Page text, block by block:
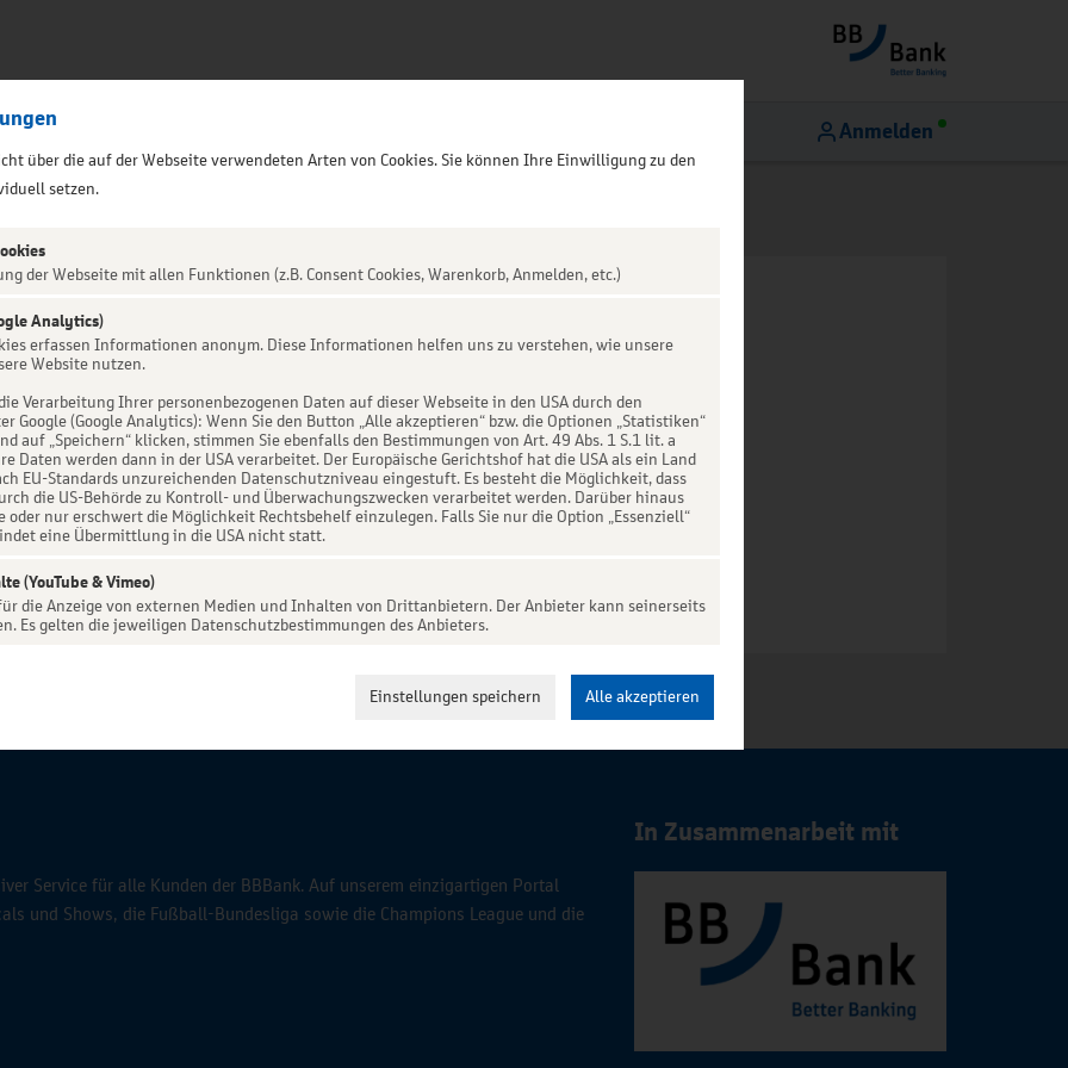
Anmelden
NICHT GEFUNDEN
Service für alle Kunden der BBBank. Auf unserem einzigartigen Portal
und Shows, die Fußball-Bundesliga sowie die Champions League und die
In Zusammenarbeit mit
über die auf der Webseite verwendeten Arten von Cookies. Sie können Ihre Einwilligung zu den
setzen.
der Webseite mit allen Funktionen (z.B. Consent Cookies, Warenkorb, Anmelden, etc.)
Analytics)
erfassen Informationen anonym. Diese Informationen helfen uns zu verstehen, wie unsere
Website nutzen.
Verarbeitung Ihrer personenbezogenen Daten auf dieser Webseite in den USA durch den
Google (Google Analytics): Wenn Sie den Button „Alle akzeptieren“ bzw. die Optionen „Statistiken“
auf „Speichern“ klicken, stimmen Sie ebenfalls den Bestimmungen von Art. 49 Abs. 1 S.1 lit. a
Daten werden dann in der USA verarbeitet. Der Europäische Gerichtshof hat die USA als ein Land
EU-Standards unzureichenden Datenschutzniveau eingestuft. Es besteht die Möglichkeit, dass
die US-Behörde zu Kontroll- und Überwachungszwecken verarbeitet werden. Darüber hinaus
oder nur erschwert die Möglichkeit Rechtsbehelf einzulegen. Falls Sie nur die Option „Essenziell“
eine Übermittlung in die USA nicht statt.
(YouTube & Vimeo)
die Anzeige von externen Medien und Inhalten von Drittanbietern. Der Anbieter kann seinerseits
Es gelten die jeweiligen Datenschutzbestimmungen des Anbieters.
Einstellungen speichern Alle akzeptieren